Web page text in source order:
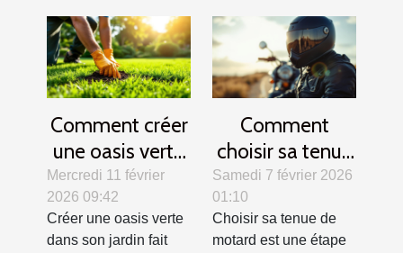
Comment créer
une oasis verte
? Secrets d'un
gazon parfait
Mercredi 11 février
2026 09:42
Créer une oasis verte
dans son jardin fait
Comment
choisir sa tenue
de motard pour
allier confort et
sécurité ?
Samedi 7 février 2026
01:10
Choisir sa tenue de
motard est une étape